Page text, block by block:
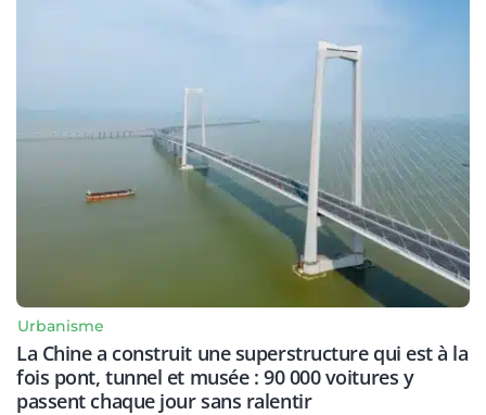
Urbanisme
La Chine a construit une superstructure qui est à la
fois pont, tunnel et musée : 90 000 voitures y
passent chaque jour sans ralentir